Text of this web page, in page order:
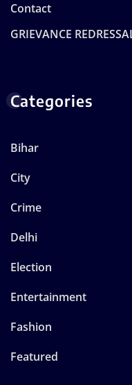
Contact
GRIEVANCE
Categories
Bihar
City
Crime
Delhi
Election
Entertainment
Fashion
Featured